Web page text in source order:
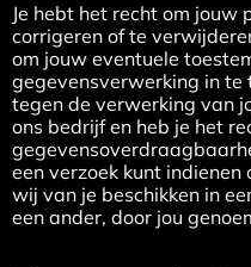
Je hebt het recht om jouw
corrigeren of te
om jouw eventuele
gegevensverwerking in te
tegen de verwerking van
ons bedrijf en heb je het
een verzoek kunt
wij van je beschikken in
een ander, door jou